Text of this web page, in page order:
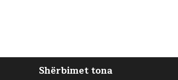
Shërbimet tona